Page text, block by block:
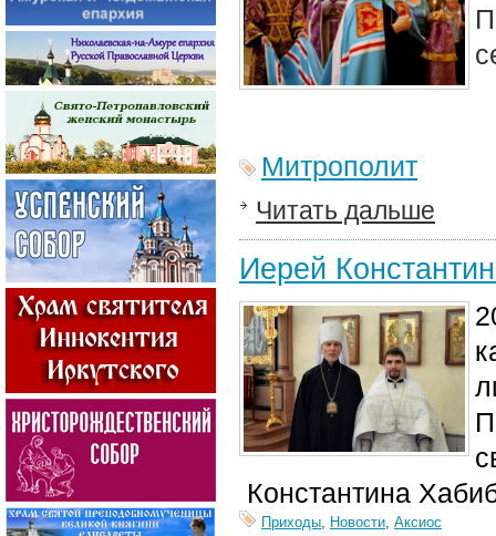
Митрополит
Читать дальше
Иерей
Константина
Приходы, Новости, Аксиос